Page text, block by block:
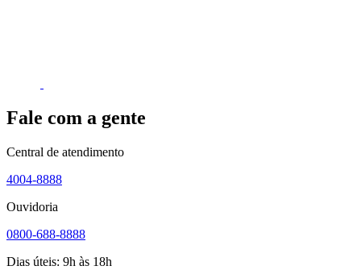
Fale com a gente
Central de atendimento
4004-8888
Ouvidoria
0800-688-8888
Dias úteis: 9h às 18h